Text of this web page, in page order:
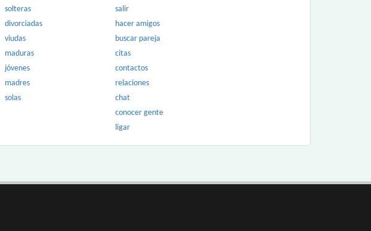
solteras
divorciadas
viudas
maduras
jóvenes
madres
solas
salir
hacer amigos
buscar pareja
citas
contactos
relaciones
chat
conocer gente
ligar